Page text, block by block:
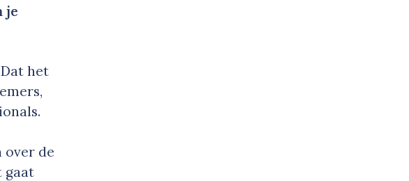
je
het
over de
gaat